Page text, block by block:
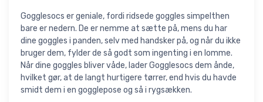
Gogglesocs er geniale, fordi ridsede goggles simpelthen
bare er nedern. De er nemme at sætte på, mens du har
dine goggles i panden, selv med handsker på, og når du ikke
bruger dem, fylder de så godt som ingenting i en lomme.
Når dine goggles bliver våde, lader Gogglesocs dem ånde,
hvilket gør, at de langt hurtigere tørrer, end hvis du havde
smidt dem i en gogglepose og så i rygsækken.